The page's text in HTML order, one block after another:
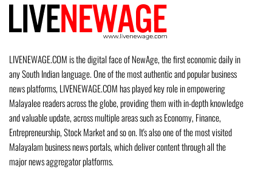
LIVENEWAGE.COM is the digital face of NewAge, the first economic daily in
any South Indian language. One of the most authentic and popular business
news platforms, LIVENEWAGE.COM has played key role in empowering
Malayalee readers across the globe, providing them with in-depth knowledge
and valuable update, across multiple areas such as Economy, Finance,
Entrepreneurship, Stock Market and so on. It's also one of the most visited
Malayalam business news portals, which deliver content through all the
major news aggregator platforms.